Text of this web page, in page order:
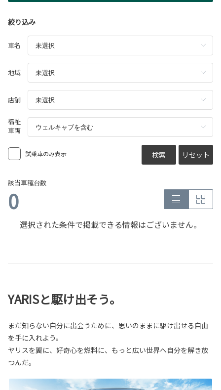
絞り込み
車名
地域
店舗
福祉
車両
試乗車のみ表示 検索 リセット
該当車種台数
0
選択された条件で掲載できる情報はございません。
YARISと駆け出そう。
まだ知らない自分に出会うために、思いのままに駆け出せる自由
を手に入れよう。
ヤリスを翼に、好奇心を燃料に、もっと広い世界へ自分を解き放
つんだ。